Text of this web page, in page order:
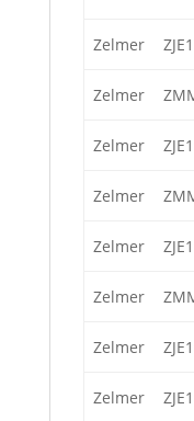
Zelmer
Zelmer
Zelmer
Zelmer
Zelmer
Zelmer
Zelmer
Zelmer